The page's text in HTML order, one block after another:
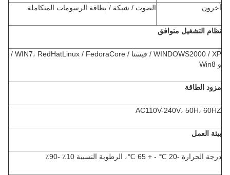
آخرون الصوت / شبكة / بطاقة الرسومات المتكاملة
نظام التشغيل متوافق
WINDOWS2000 / XP / فيستا / WIN7، RedHatLinux / FedoraCore /
و Win8
مزود الطاقة
AC110V-240V، 50H، 60HZ
بيئة العمل
درجة الحرارة -20 ℃ - + 65 ℃، الرطوبة النسبية 10٪ -90٪